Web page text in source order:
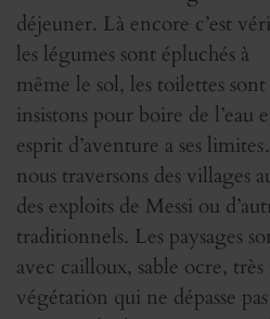
déjeuner. Là encore c’est
les légumes sont épluchés à
même le sol, les toilettes
insistons pour boire de l’eau
esprit d’aventure a ses
nous traversons des villages
des exploits de Messi ou
traditionnels. Les paysages
avec cailloux, sable ocre,
végétation qui ne dépasse